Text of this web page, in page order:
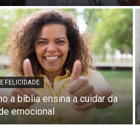
E FELICIDADE
a bíblia ensina a cuidar da
emocional